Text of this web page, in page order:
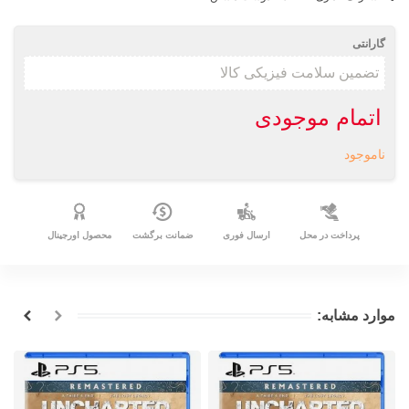
گارانتی
اتمام موجودی
ناموجود
پرداخت در محل ارسال فوری ضمانت برگشت محصول اورجینال
موارد مشابه: